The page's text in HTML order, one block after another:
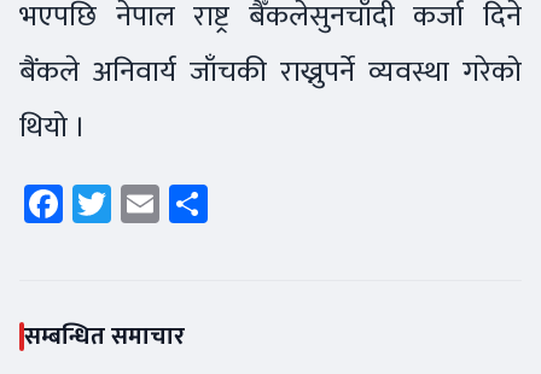
भएपछि नेपाल राष्ट्र बैँकलेसुनचाँदी कर्जा दिने
बैंकले अनिवार्य जाँचकी राख्नुपर्ने व्यवस्था गरेको
थियो ।
Facebook
Twitter
Email
सम्बन्धित समाचार